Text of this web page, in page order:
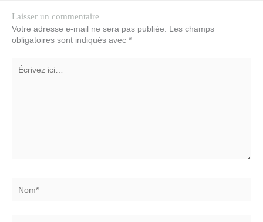
Laisser un commentaire
Votre adresse e-mail ne sera pas publiée.
Les champs
obligatoires sont indiqués avec *
ici…